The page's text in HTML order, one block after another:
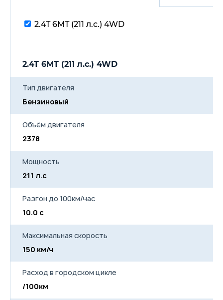
2.4T 6MT (211 л.с.) 4WD
2.4T 6MT (211 л.с.) 4WD
Тип двигателя
Бензиновый
Объём двигателя
2378
Мощность
211 л.с
Разгон до 100км/час
10.0 с
Максимальная скорость
150 км/ч
Расход в городском цикле
/100км